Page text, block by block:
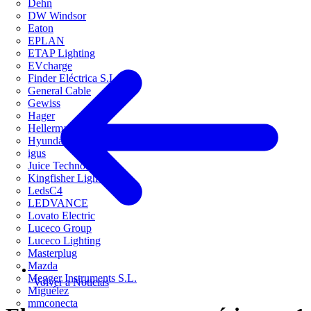
Dehn
DW Windsor
Eaton
EPLAN
ETAP Lighting
EVcharge
Finder Eléctrica S.L.U
General Cable
Gewiss
Hager
HellermannTyton
Hyundai Electric
igus
Juice Technology
Kingfisher Lighting
LedsC4
LEDVANCE
Lovato Electric
Luceco Group
Luceco Lighting
Masterplug
Mazda
Megger Instruments S.L.
Miguélez
mmconecta
Volver a Noticias